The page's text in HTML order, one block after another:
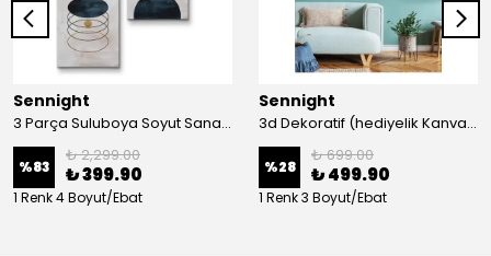
Sennight
3 Parça Suluboya Soyut Sanat Koleksiyonu Dekoratif Kanvas Tablo
%83
₺ 2,299.00
₺ 399.90
1 Renk 4 Boyut/Ebat
Sennight
3d Dekoratif (hediyelik Kanvas Tablo)
%28
₺ 699.00
₺ 499.90
1 Renk 3 Boyut/Ebat